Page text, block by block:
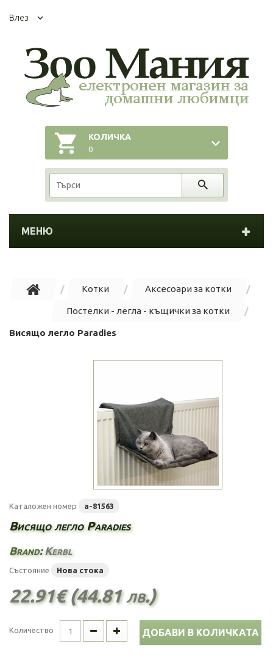
Влез
КОЛИЧКА
0
МЕНЮ
Котки Аксесоари за котки
Постелки - легла - къщички за котки
Висящо легло Paradies
Каталожен номер a-81563
Висящо легло Paradies
Brand:Kerbl
Състояние Нова стока
22.91€ (44.81 лв.)
Количество ДОБАВИ В КОЛИЧКАТА